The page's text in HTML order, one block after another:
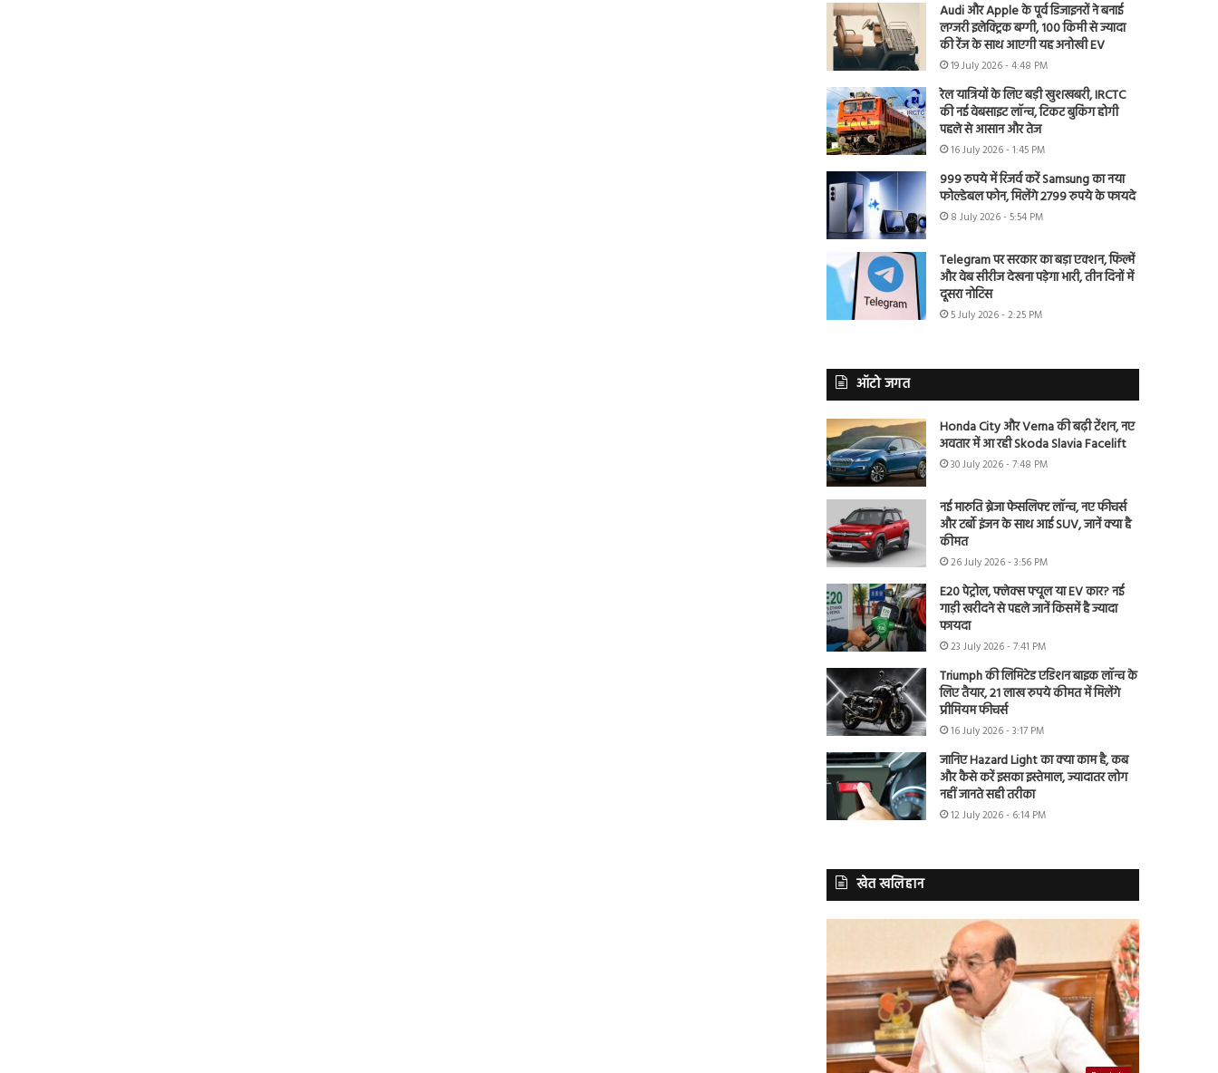
Audi और Apple के पूर्व डिजाइनरों ने बनाई
लग्जरी इलेक्ट्रिक बग्गी, 100 किमी से ज्यादा
की रेंज के साथ आएगी यह अनोखी EV
19 July 2026 - 4:48 PM
रेल यात्रियों के लिए बड़ी खुशखबरी, IRCTC
की नई वेबसाइट लॉन्च, टिकट बुकिंग होगी
पहले से आसान और तेज
16 July 2026 - 1:45 PM
999 रुपये में रिजर्व करें Samsung का नया
फोल्डेबल फोन, मिलेंगे 2799 रुपये के फायदे
8 July 2026 - 5:54 PM
Telegram पर सरकार का बड़ा एक्शन, फिल्में
और वेब सीरीज देखना पड़ेगा भारी, तीन दिनों में
दूसरा नोटिस
5 July 2026 - 2:25 PM
ऑटो जगत
Honda City और Verna की बढ़ी टेंशन, नए
अवतार में आ रही Skoda Slavia Facelift
30 July 2026 - 7:48 PM
नई मारुति ब्रेजा फेसलिफ्ट लॉन्च, नए फीचर्स
और टर्बो इंजन के साथ आई SUV, जानें क्या है
कीमत
26 July 2026 - 3:56 PM
E20 पेट्रोल, फ्लेक्स फ्यूल या EV कार? नई
गाड़ी खरीदने से पहले जानें किसमें है ज्यादा
फायदा
23 July 2026 - 7:41 PM
Triumph की लिमिटेड एडिशन बाइक लॉन्च के
लिए तैयार, 21 लाख रुपये कीमत में मिलेंगे
प्रीमियम फीचर्स
16 July 2026 - 3:17 PM
जानिए Hazard Light का क्या काम है, कब
और कैसे करें इसका इस्तेमाल, ज्यादातर लोग
नहीं जानते सही तरीका
12 July 2026 - 6:14 PM
खेत खलिहान